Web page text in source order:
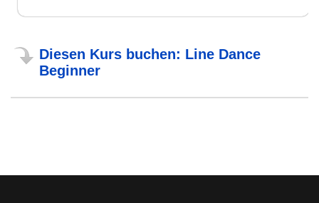
Diesen Kurs buchen: Line Dance
Beginner